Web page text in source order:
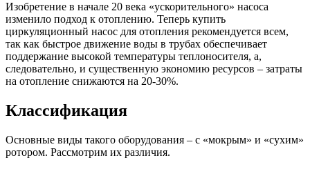
Изобретение в начале 20 века «ускорительного» насоса
изменило подход к отоплению. Теперь купить
циркуляционный насос для отопления рекомендуется всем,
так как быстрое движение воды в трубах обеспечивает
поддержание высокой температуры теплоносителя, а,
следовательно, и существенную экономию ресурсов – затраты
на отопление снижаются на 20-30%.
Классификация
Основные виды такого оборудования – с «мокрым» и «сухим»
ротором. Рассмотрим их различия.